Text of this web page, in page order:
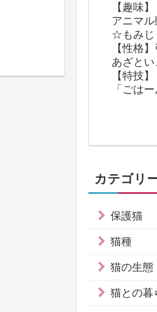
【趣味】
アニマル
☆もみじ
【性格
あざと
【特技】
「ごは
カテゴリ
保護猫
猫種
猫の生態
猫との暮